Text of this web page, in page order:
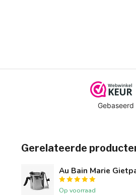
Gerelateerde
Au Bain Marie
Op voorraad